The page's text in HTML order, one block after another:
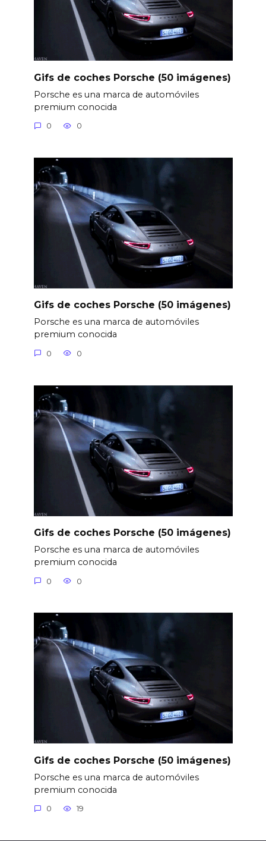
Gifs de coches Porsche (50 imágenes)
Porsche es una marca de automóviles
premium conocida
0 0
Gifs de coches Porsche (50 imágenes)
Porsche es una marca de automóviles
premium conocida
0 0
Gifs de coches Porsche (50 imágenes)
Porsche es una marca de automóviles
premium conocida
0 0
Gifs de coches Porsche (50 imágenes)
Porsche es una marca de automóviles
premium conocida
0 19